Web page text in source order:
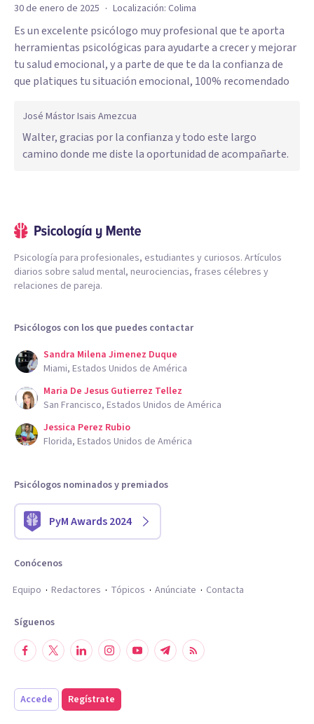
30 de enero de 2025 · Localización: Colima
Es un excelente psicólogo muy profesional que te aporta
herramientas psicológicas para ayudarte a crecer y mejorar
tu salud emocional, y a parte de que te da la confianza de
que platiques tu situación emocional, 100% recomendado
José Mástor Isais Amezcua
Walter, gracias por la confianza y todo este largo
camino donde me diste la oportunidad de acompañarte.
Psicología para profesionales, estudiantes y curiosos. Artículos
diarios sobre salud mental, neurociencias, frases célebres y
relaciones de pareja.
Psicólogos con los que puedes contactar
Sandra Milena Jimenez Duque
Miami, Estados Unidos de América
Maria De Jesus Gutierrez Tellez
San Francisco, Estados Unidos de América
Jessica Perez Rubio
Florida, Estados Unidos de América
Psicólogos nominados y premiados
PyM Awards 2024
Conócenos
Equipo
Redactores Tópicos Anúnciate Contacta
Síguenos
Accede Regístrate